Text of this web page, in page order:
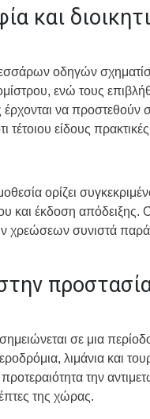
και
οδηγών
ενώ τους
να προστεθούν
τέτοιου είδους
ορίζει
και έκδοση
συνιστά
σε μια
λιμάνια και
την
της χώρας.